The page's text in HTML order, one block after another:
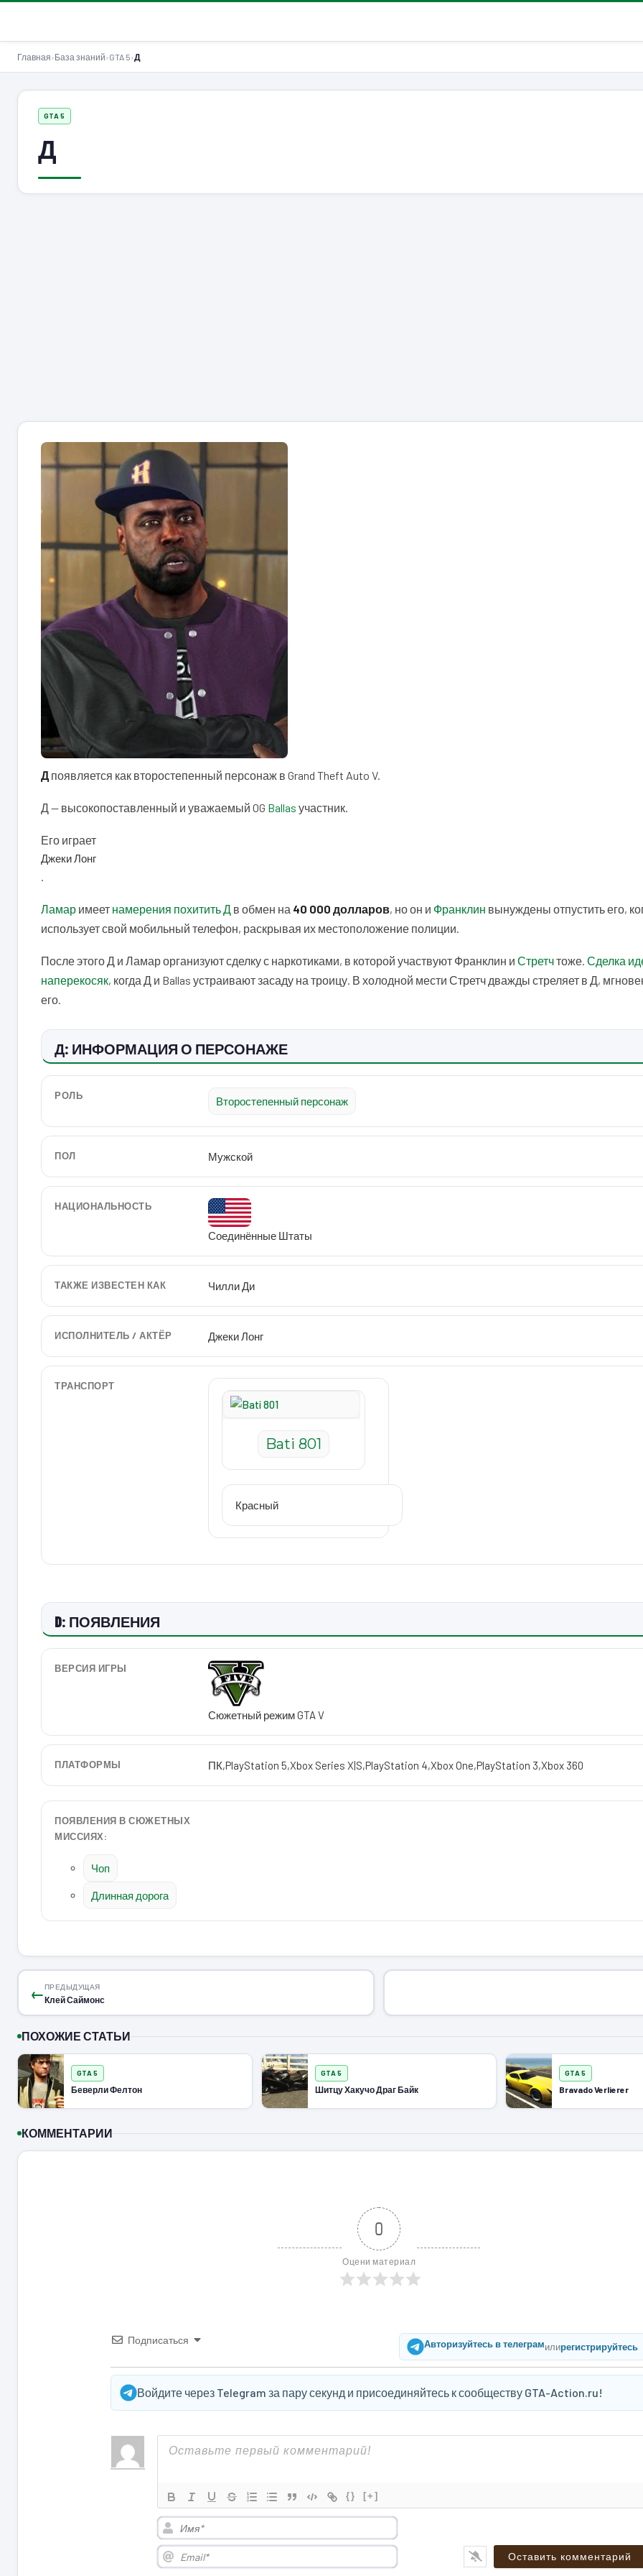
Главная›База знаний›GTA 5›Д
GTA 5
Д
Д появляется как второстепенный персонаж в Grand Theft Auto V.
Д — высокопоставленный и уважаемый OG Ballas участник.
Его играет
Джеки Лонг
.
Ламар имеет намерения похитить Д в обмен на 40 000 долларов, но он и Франклин вынуждены отпустить его,
использует свой мобильный телефон, раскрывая их местоположение полиции.
После этого Д и Ламар организуют сделку с наркотиками, в которой участвуют Франклин и Стретчтоже. Сделка
наперекосяк, когда Д и Ballas устраивают засаду на троицу. В холодной мести Стретч дважды стреляет в Д,
его.
Д: ИНФОРМАЦИЯ О ПЕРСОНАЖЕ
РОЛЬ Второстепенный персонаж
ПОЛ Мужской
НАЦИОНАЛЬНОСТЬ
Соединённые Штаты
ТАКЖЕ ИЗВЕСТЕН КАК Чилли Ди
ИСПОЛНИТЕЛЬ / АКТЁР Джеки Лонг
ТРАНСПОРТ
Bati 801
Красный
D: ПОЯВЛЕНИЯ
ВЕРСИЯ ИГРЫ
Сюжетный режим GTA V
ПЛАТФОРМЫ ПК,PlayStation 5,Xbox Series X|S,PlayStation 4,Xbox One,PlayStation 3,Xbox 360
ПОЯВЛЕНИЯ В СЮЖЕТНЫХ
МИССИЯХ:
Чоп
Длинная дорога
←ПРЕДЫДУЩАЯ
Клей Саймонс
ПОХОЖИЕ СТАТЬИ
GTA 5
Беверли Фелтон
GTA 5
Шитцу Хакучо Драг Байк
GTA 5
Bravado Verlierer
КОММЕНТАРИИ
0
Оцени материал
Подписаться Авторизуйтесь в телеграмилирегистрируйтесь
Войдите через Telegram за пару секунд и присоединяйтесь к сообществу GTA-Action.ru!
{} [+]
Имя*
Email*